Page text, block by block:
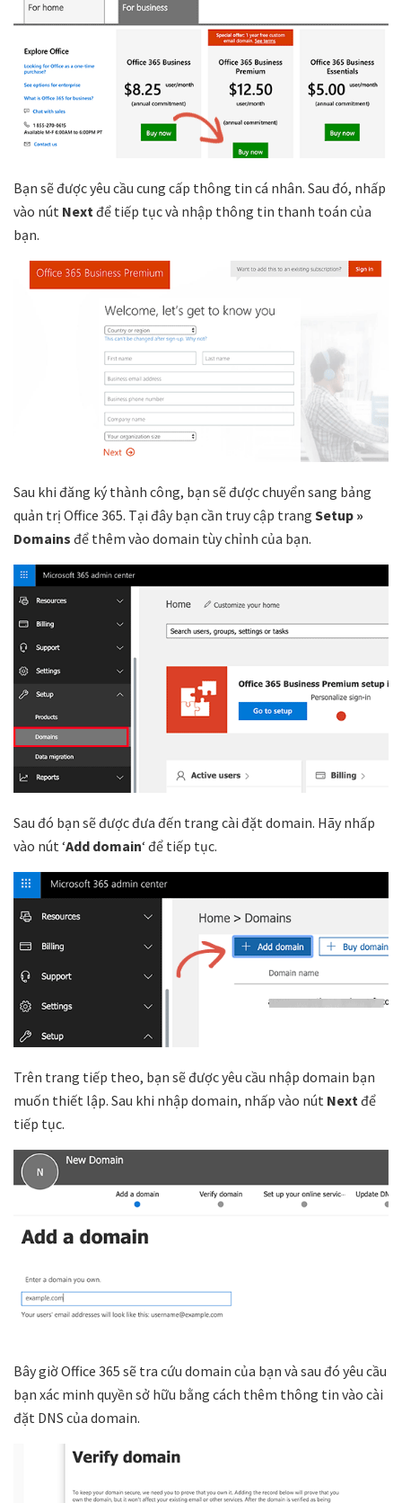
Bạn sẽ được yêu cầu cung cấp thông tin cá nhân. Sau đó, nhấp
vào nút Nextđể tiếp tục và nhập thông tin thanh toán của
bạn.
Sau khi đăng ký thành công, bạn sẽ được chuyển sang bảng
quản trị Office 365. Tại đây bạn cần truy cập trang Setup »
Domains để thêm vào domain tùy chỉnh của bạn.
Sau đó bạn sẽ được đưa đến trang cài đặt domain. Hãy nhấp
vào nút ‘Add domain‘ để tiếp tục.
Trên trang tiếp theo, bạn sẽ được yêu cầu nhập domain bạn
muốn thiết lập. Sau khi nhập domain, nhấp vào nút Next để
tiếp tục.
Bây giờ Office 365 sẽ tra cứu domain của bạn và sau đó yêu cầu
bạn xác minh quyền sở hữu bằng cách thêm thông tin vào cài
đặt DNS của domain.